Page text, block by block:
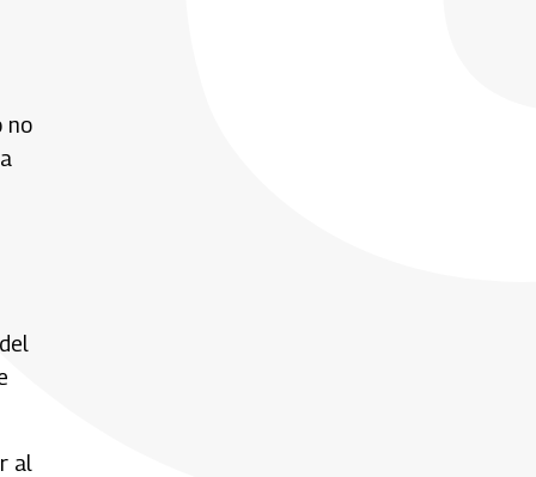
no
al